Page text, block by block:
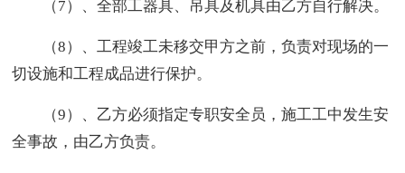
（7）、全部工器具、吊具及机具由乙方自行解决。
（8）、工程竣工未移交甲方之前，负责对现场的一
切设施和工程成品进行保护。
（9）、乙方必须指定专职安全员，施工工中发生安
全事故，由乙方负责。